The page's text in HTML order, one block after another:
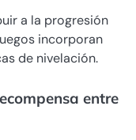
a la progresión
incorporan
de nivelación.
entre